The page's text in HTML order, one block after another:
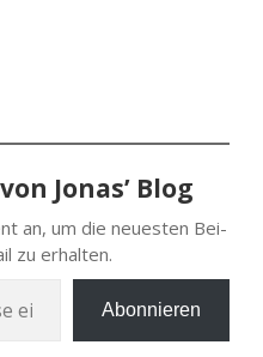
Jonas’ Blog
an, um die neu­es­ten Bei­
zu erhalten.
Abonnieren